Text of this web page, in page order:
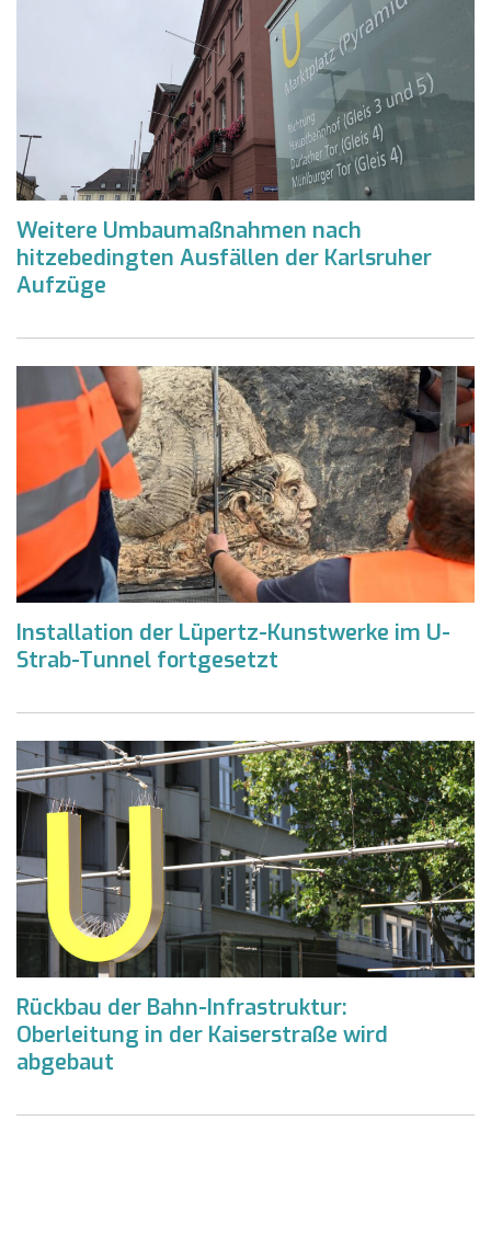
Weitere Umbaumaßnahmen nach
hitzebedingten Ausfällen der Karlsruher
Aufzüge
Installation der Lüpertz-Kunstwerke im U-
Strab-Tunnel fortgesetzt
Rückbau der Bahn-Infrastruktur:
Oberleitung in der Kaiserstraße wird
abgebaut